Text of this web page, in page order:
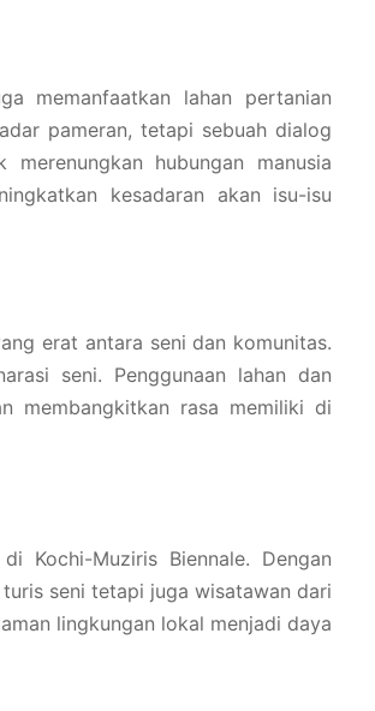
memanfaatkan lahan pertanian
pameran, tetapi sebuah dialog
hubungan manusia
kesadaran akan isu-isu
erat antara seni dan komunitas.
seni. Penggunaan lahan dan
membangkitkan rasa memiliki di
Kochi-Muziris Biennale. Dengan
seni tetapi juga wisatawan dari
lingkungan lokal menjadi daya